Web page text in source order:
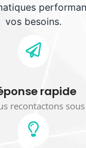
vos besoins.
rapide
recontactons